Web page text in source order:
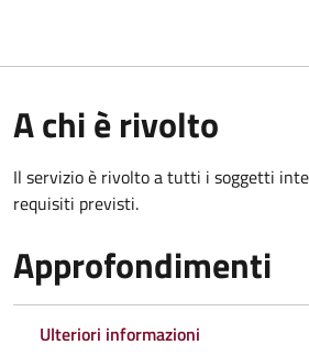
A chi è rivolto
Il servizio è rivolto a tutti i soggetti
requisiti previsti.
Approfondimenti
Ulteriori informazioni